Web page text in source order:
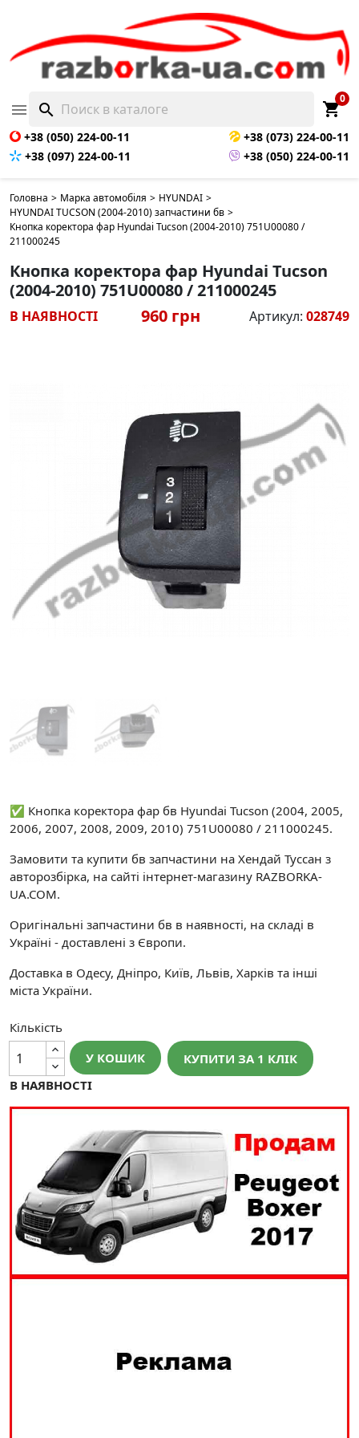
 search shopping_cart
0
+38 (050) 224-00-11
+38 (073) 224-00-11
+38 (097) 224-00-11
+38 (050) 224-00-11
Головна > Марка автомобіля > HYUNDAI >
HYUNDAI TUCSON (2004-2010) запчастини бв >
Кнопка коректора фар Hyundai Tucson (2004-2010) 751U00080 /
211000245
Кнопка коректора фар Hyundai Tucson
(2004-2010) 751U00080 / 211000245
В НАЯВНОСТІ 960 грн Артикул: 028749
✅ Кнопка коректора фар бв Hyundai Tucson (2004, 2005,
2006, 2007, 2008, 2009, 2010) 751U00080 / 211000245.
Замовити та купити бв запчастини на Хендай Туссан з
авторозбірка, на сайті інтернет-магазину RAZBORKA-
UA.COM.
Оригінальні запчастини бв в наявності, на складі в
Україні - доставлені з Європи.
Доставка в Одесу, Дніпро, Київ, Львів, Харків та інші
міста України.
Кількість
У КОШИК
КУПИТИ ЗА 1 КЛIК
В НАЯВНОСТІ